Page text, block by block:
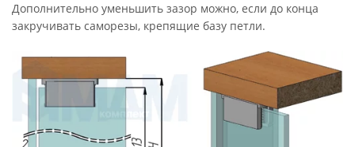
Дополнительно уменьшить зазор можно, если до конца
закручивать саморезы, крепящие базу петли.